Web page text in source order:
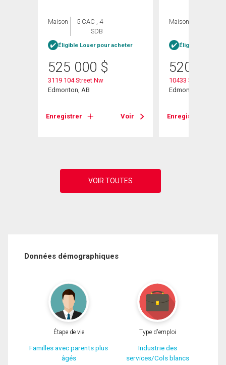
Maison
5 CAC , 4
SDB
Éligible Louer pour acheter
525 000 $
3119 104 Street Nw
Edmonton, AB
Enregistrer Voir
Maison
Éligible Louer
520 000
10433 32a Avenue
Edmonton, AB
Enregistrer
Données démographiques
Étape de vie
Familles avec parents plus
âgés
Type d'emploi
Industrie des
services/Cols blancs